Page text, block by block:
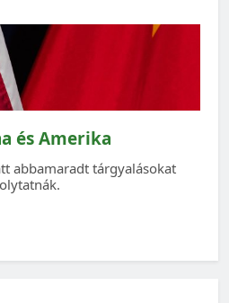
és Amerika
abbamaradt tárgyalásokat